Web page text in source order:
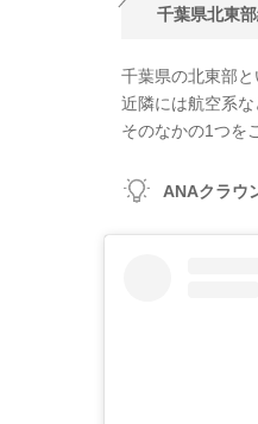
千葉県北東
千葉県の北東部と
近隣には航空系な
そのなかの1つを
ANAクラウ